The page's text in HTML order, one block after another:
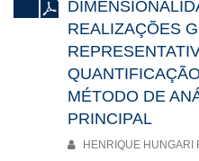
REALIZAÇÕES
MÉTODO DE
PRINCIPAL
HENRIQUE HUNGARI